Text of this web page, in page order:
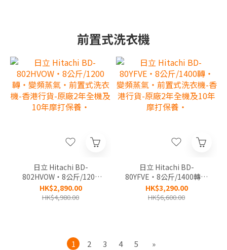
前置式洗衣機
日立 Hitachi BD-
802HVOW‧8公斤/1200
轉‧變頻蒸氣‧前置式洗衣
機-香港行貨-原廠2年全機
HK$2,890.00
HK$4,980.00
日立 Hitachi BD-
80YFVE‧8公斤/1400轉‧
變頻蒸氣‧前置式洗衣機-
香港行貨-原廠2年全機及
HK$3,290.00
HK$6,600.00
1 2 3 4 5 »